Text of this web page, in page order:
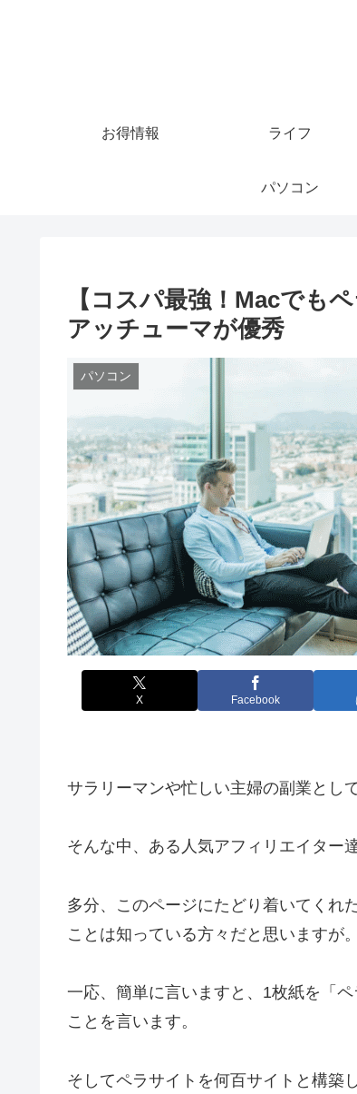
お得情報 ライフ
パソコン
【コスパ最強！Macでも
アッチューマが優秀
パソコン
X Facebook
サラリーマンや忙しい主婦の副業とし
そんな中、ある人気アフィリエイター
多分、このページにたどり着いてくれ
ことは知っている方々だと思いますが。
一応、簡単に言いますと、1枚紙を「
ことを言います。
そしてペラサイトを何百サイトと構築